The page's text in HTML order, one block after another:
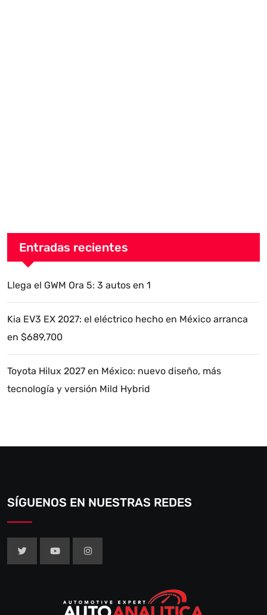
Entradas recientes
Llega el GWM Ora 5: 3 autos en 1
Kia EV3 EX 2027: el eléctrico hecho en México arranca
en $689,700
Toyota Hilux 2027 en México: nuevo diseño, más
tecnología y versión Mild Hybrid
SÍGUENOS EN NUESTRAS REDES